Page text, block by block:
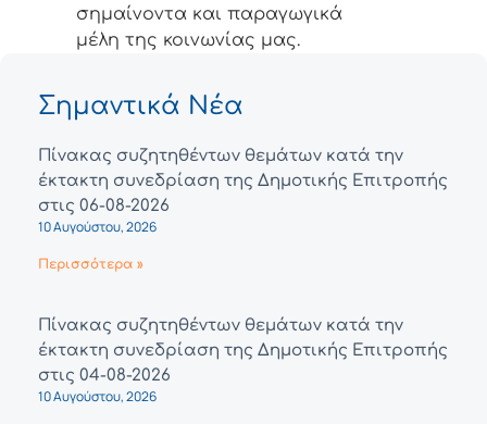
σημαίνοντα και παραγωγικά
μέλη της κοινωνίας μας.
Σημαντικά Νέα
Πίνακας συζητηθέντων θεμάτων κατά την
έκτακτη συνεδρίαση της Δημοτικής Επιτροπής
στις 06-08-2026
10 Αυγούστου, 2026
Περισσότερα »
Πίνακας συζητηθέντων θεμάτων κατά την
έκτακτη συνεδρίαση της Δημοτικής Επιτροπής
στις 04-08-2026
10 Αυγούστου, 2026